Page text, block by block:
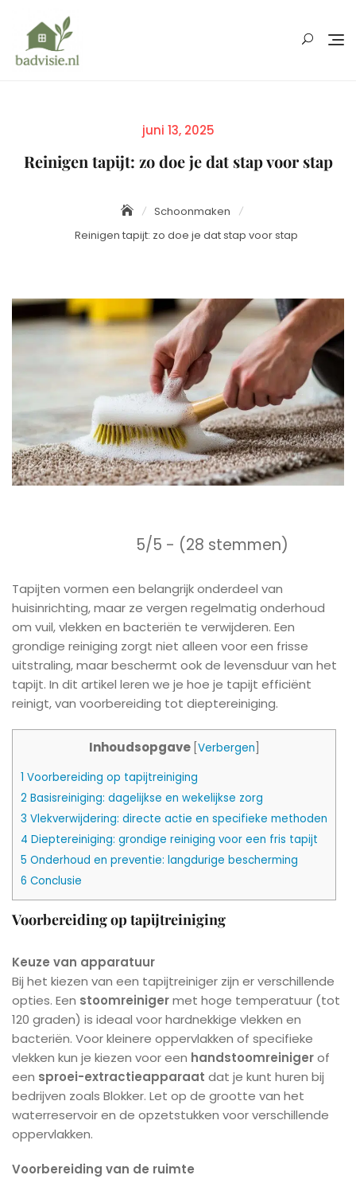
content
Posted
juni 13, 2025
Reinigen tapijt: zo doe je dat stap voor stap
Schoonmaken
Reinigen tapijt: zo doe je dat stap voor stap
5/5 - (28 stemmen)
Tapijten vormen een belangrijk onderdeel van
huisinrichting, maar ze vergen regelmatig onderhoud
om vuil, vlekken en bacteriën te verwijderen. Een
grondige reiniging zorgt niet alleen voor een frisse
uitstraling, maar beschermt ook de levensduur van het
tapijt. In dit artikel leren we je hoe je tapijt efficiënt
reinigt, van voorbereiding tot dieptereiniging.
Inhoudsopgave Verbergen
1 Voorbereiding op tapijtreiniging
2 Basisreiniging: dagelijkse en wekelijkse zorg
3 Vlekverwijdering: directe actie en specifieke methoden
4 Dieptereiniging: grondige reiniging voor een fris tapijt
5 Onderhoud en preventie: langdurige bescherming
6 Conclusie
Voorbereiding op tapijtreiniging
Keuze van apparatuur
Bij het kiezen van een tapijtreiniger zijn er verschillende
opties. Een stoomreinigermet hoge temperatuur (tot
120 graden) is ideaal voor hardnekkige vlekken en
bacteriën. Voor kleinere oppervlakken of specifieke
vlekken kun je kiezen voor een handstoomreinigerof
een sproei-extractieapparaat dat je kunt huren bij
bedrijven zoals Blokker. Let op de grootte van het
waterreservoir en de opzetstukken voor verschillende
oppervlakken.
Voorbereiding van de ruimte